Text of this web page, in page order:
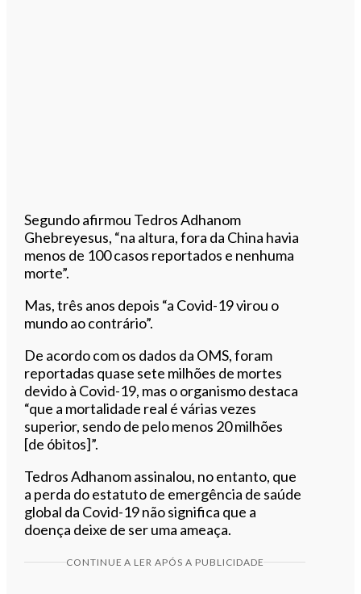
Segundo afirmou Tedros Adhanom
Ghebreyesus, “na altura, fora da China havia
menos de 100 casos reportados e nenhuma
morte”.
Mas, três anos depois “a Covid-19 virou o
mundo ao contrário”.
De acordo com os dados da OMS, foram
reportadas quase sete milhões de mortes
devido à Covid-19, mas o organismo destaca
“que a mortalidade real é várias vezes
superior, sendo de pelo menos 20 milhões
[de óbitos]”.
Tedros Adhanom assinalou, no entanto, que
a perda do estatuto de emergência de saúde
global da Covid-19 não significa que a
doença deixe de ser uma ameaça.
CONTINUE A LER APÓS A PUBLICIDADE